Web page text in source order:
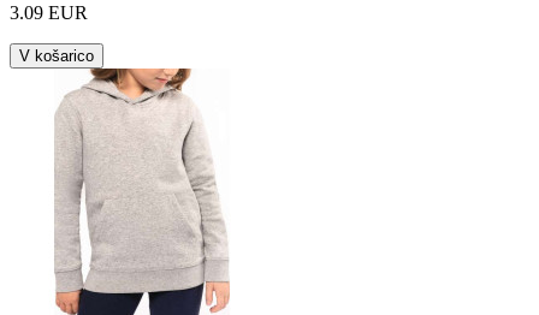
3.09 EUR
V košarico